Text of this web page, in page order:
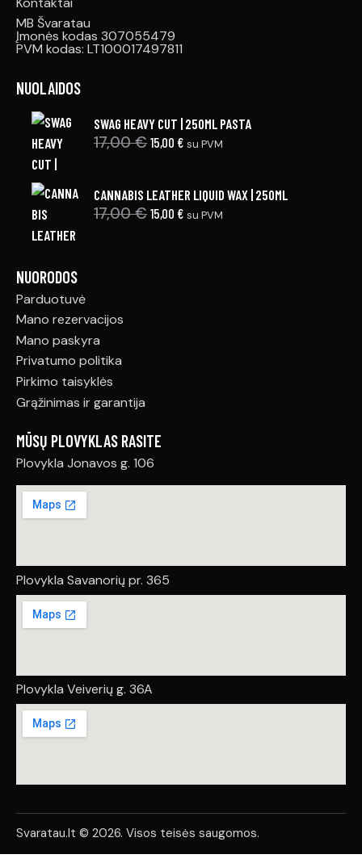
MB Švaratau
Įmonės kodas 307055479
PVM kodas: LT100017497811
NUOLAIDOS
SWAG HEAVY CUT | 250ML PASTA
17,00€ 15,00€ su PVM
CANNABIS LEATHER LIQUID WAX | 250ML
17,00€ 15,00€ su PVM
NUORODOS
Parduotuvė
Mano rezervacijos
Mano paskyra
Privatumo politika
Pirkimo taisyklės
Grąžinimas ir garantija
MŪSŲ PLOVYKLAS RASITE
Plovykla Jonavos g. 106
Plovykla Savanorių pr. 365
Plovykla Veiverių g. 36A
Svaratau.lt © 2026. Visos teisės saugomos.